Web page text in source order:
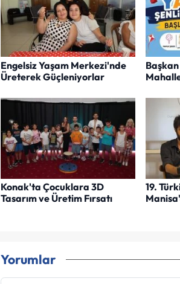
Engelsiz Yaşam Merkezi'nde
Üreterek Güçleniyorlar
Konak'ta Çocuklara 3D
Tasarım ve Üretim Fırsatı
19.
Yorumlar